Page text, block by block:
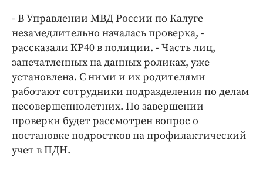
- В Управлении МВД России по Калуге
незамедлительно началась проверка, -
рассказали KP40 в полиции. - Часть лиц,
запечатленных на данных роликах, уже
установлена. С ними и их родителями
работают сотрудники подразделения по делам
несовершеннолетних. По завершении
проверки будет рассмотрен вопрос о
постановке подростков на профилактический
учет в ПДН.